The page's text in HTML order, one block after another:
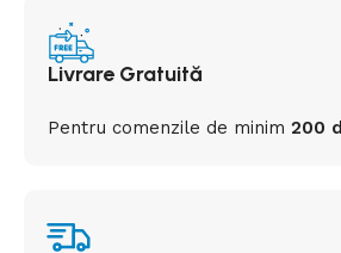
Livrare Gratuită
Pentru comenzile de minim200